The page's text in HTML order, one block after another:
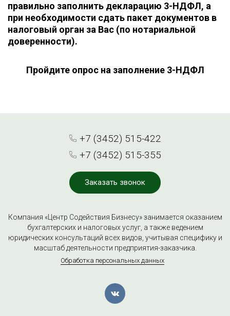
правильно заполнить декларацию 3-НДФЛ, а
при необходимости сдать пакет документов в
налоговый орган за Вас (по нотариальной
доверенности).
Пройдите опрос на заполнение 3-НДФЛ
+7 (3452) 515-422
+7 (3452) 515-355
Заказать звонок
Компания «Центр Содействия Бизнесу» занимается оказанием
бухгалтерских и налоговых услуг, а также ведением
юридических консультаций всех видов, учитывая специфику и
масштаб деятельности предприятия-заказчика.
Обработка персональных данных